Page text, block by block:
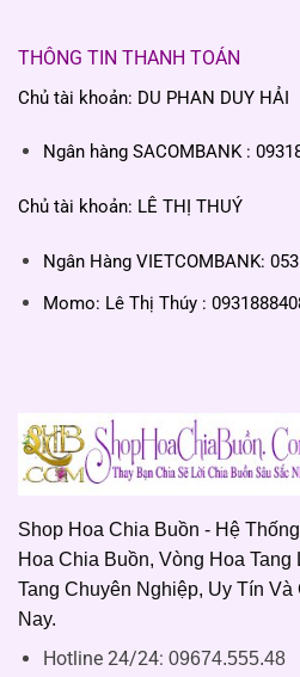
THÔNG TIN THANH TOÁN
Chủ tài khoản: DU PHAN DUY HẢI
Ngân hàng SACOMBANK :
Chủ tài khoản: LÊ THỊ THUÝ
Ngân Hàng VIETCOMBANK:
Momo: Lê Thị Thúy :
Shop Hoa Chia Buồn - Hệ
Hoa Chia Buồn, Vòng Hoa
Tang Chuyên Nghiệp, Uy Tín
Nay.
Hotline 24/24: 09674.555.48